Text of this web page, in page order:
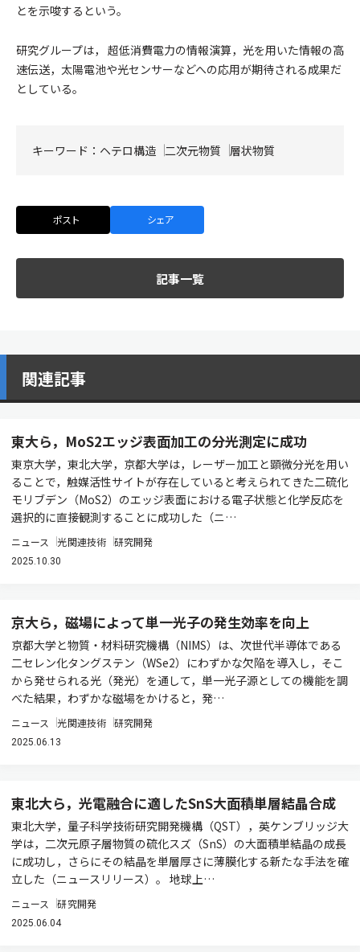
とを示唆するという。
研究グループは， 超低消費電力の情報演算，光を用いた情報の高
速伝送，太陽電池や光センサーなどへの応用が期待される成果だ
としている。
キーワード： ヘテロ構造 二次元物質 層状物質
ポスト シェア
記事一覧
関連記事
東大ら，MoS2エッジ表面加工の分光測定に成功
東京大学，東北大学，京都大学は，レーザー加工と顕微分光を用い
ることで，触媒活性サイトが存在していると考えられてきた二硫化
モリブデン（MoS2）のエッジ表面における電子状態と化学反応を
選択的に直接観測することに成功した（ニ…
ニュース 光関連技術 研究開発
2025.10.30
京大ら，磁場によって単一光子の発生効率を向上
京都大学と物質・材料研究機構（NIMS）は、次世代半導体である
二セレン化タングステン（WSe2）にわずかな欠陥を導入し，そこ
から発せられる光（発光）を通して，単一光子源としての機能を調
べた結果，わずかな磁場をかけると，発…
ニュース 光関連技術 研究開発
2025.06.13
東北大ら，光電融合に適したSnS大面積単層結晶合成
東北大学，量子科学技術研究開発機構（QST），英ケンブリッジ大
学は，二次元原子層物質の硫化スズ（SnS）の大面積単結晶の成長
に成功し，さらにその結晶を単層厚さに薄膜化する新たな手法を確
立した（ニュースリリース）。 地球上…
ニュース 研究開発
2025.06.04